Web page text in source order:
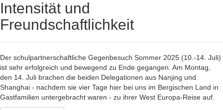
Intensität und
Freundschaftlichkeit
Der schulpartnerschaftliche Gegenbesuch Sommer 2025 (10.-14. Juli)
ist sehr erfolgreich und bewegend zu Ende gegangen. Am Montag,
den 14. Juli brachen die beiden Delegationen aus Nanjing und
Shanghai - nachdem sie vier Tage hier bei uns im Bergischen Land in
Gastfamilien untergebracht waren - zu ihrer West Europa-Reise auf.